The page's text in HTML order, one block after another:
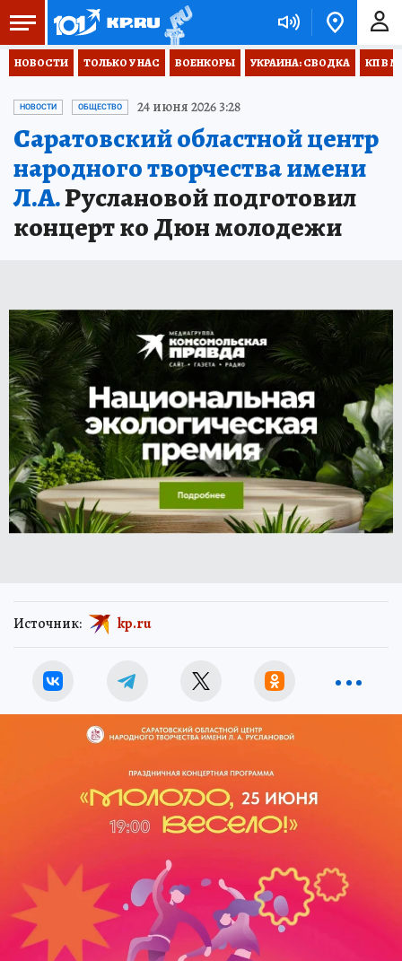
НОВОСТИ ТОЛЬКО У НАС ВОЕНКОРЫ УКРАИНА: СВОДКА КП В
НОВОСТИ ОБЩЕСТВО 24 июня 2026 3:28
Саратовский областной центр
народного творчества имени
Л.А.Руслановой подготовил
концерт ко Дюн молодежи
Источник: kp.ru